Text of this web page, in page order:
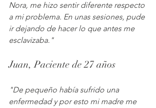
Nora, me hizo sentir diferente respecto
a mi problema. En unas sesiones, pude
ir dejando de hacer lo que antes me
esclavizaba."
Juan, Paciente de 27 años
"De pequeño había sufrido una
enfermedad y por esto mi madre me